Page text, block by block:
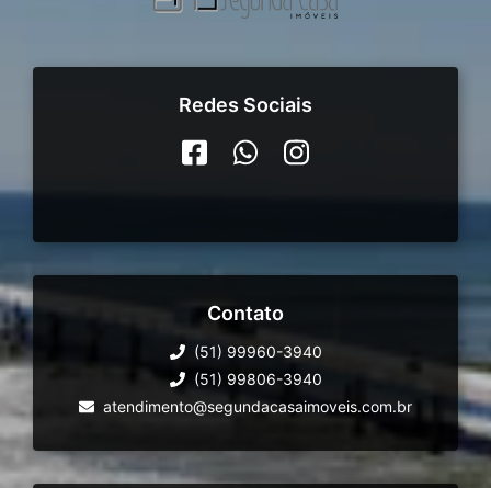
Redes Sociais
Contato
(51) 99960-3940
(51) 99806-3940
atendimento@segundacasaimoveis.com.br